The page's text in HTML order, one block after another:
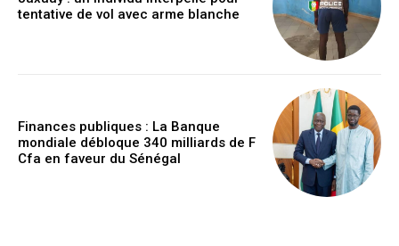
tentative de vol avec arme blanche
Finances publiques : La Banque
mondiale débloque 340 milliards de F
Cfa en faveur du Sénégal